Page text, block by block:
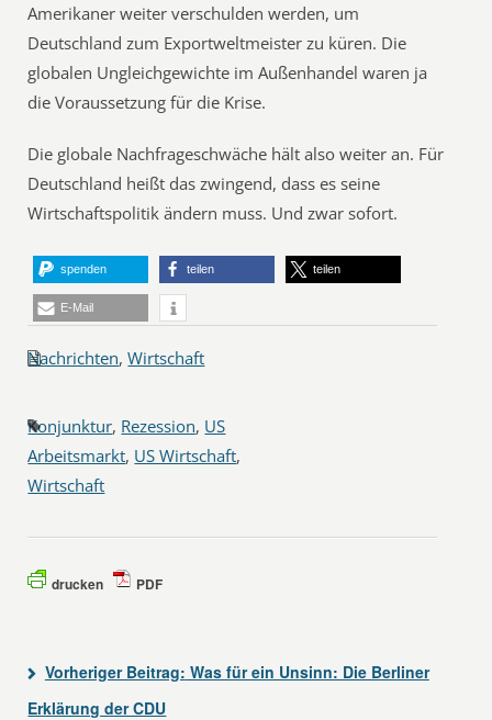
Amerikaner weiter verschulden werden, um
Deutschland zum Exportweltmeister zu küren. Die
globalen Ungleichgewichte im Außenhandel waren ja
die Voraussetzung für die Krise.
Die globale Nachfrageschwäche hält also weiter an. Für
Deutschland heißt das zwingend, dass es seine
Wirtschaftspolitik ändern muss. Und zwar sofort.
spenden teilen teilen
E-Mail
Nachrichten,Wirtschaft
Konjunktur, Rezession, US
Arbeitsmarkt, US Wirtschaft,
Wirtschaft
drucken PDF
Vorheriger Beitrag: Was für ein Unsinn: Die Berliner
Erklärung der CDU